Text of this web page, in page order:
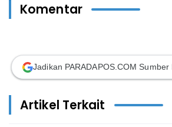
Komentar
Jadikan PARADAPOS.COM
Artikel Terkait